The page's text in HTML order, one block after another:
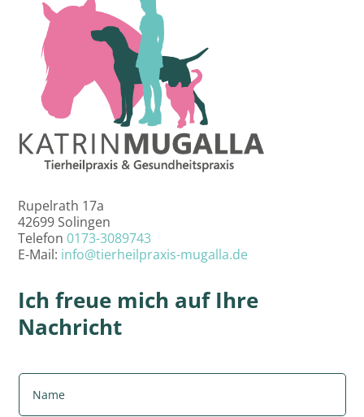
Rupelrath 17a
42699 Solingen
Telefon0173-3089743
E-Mail: info@tierheilpraxis-mugalla.de
Ich freue mich auf Ihre
Nachricht